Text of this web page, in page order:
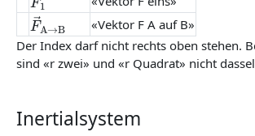
F→A→B «Vektor F A auf B»
Der Index darf nicht rechts oben stehen.
sind «r zwei» und «r Quadrat» nicht
Inertialsystem